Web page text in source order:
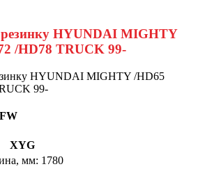
резинку HYUNDAI MIGHTY
/HD78 TRUCK 99-
XYG
мм: 1780